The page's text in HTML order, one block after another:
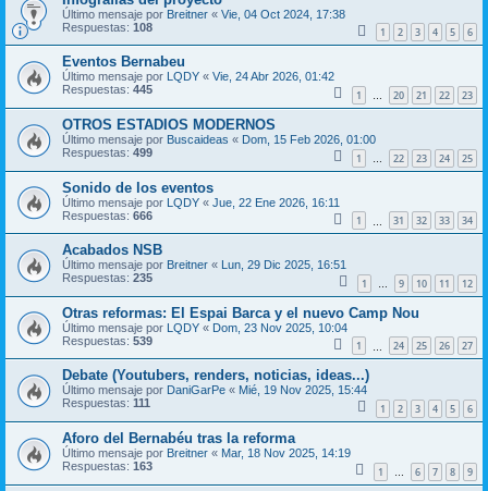
Último mensaje por Breitner « Vie, 04 Oct 2024, 17:38
Respuestas: 108 1 2 3 4 5 6
Eventos Bernabeu
Último mensaje por LQDY « Vie, 24 Abr 2026, 01:42
Respuestas: 445 1 … 20 21 22 23
OTROS ESTADIOS MODERNOS
Último mensaje por Buscaideas « Dom, 15 Feb 2026, 01:00
Respuestas: 499 1 … 22 23 24 25
Sonido de los eventos
Último mensaje por LQDY « Jue, 22 Ene 2026, 16:11
Respuestas: 666 1 31 32 33 34
Acabados NSB
Último mensaje por Breitner «
Lun, 29 Dic 2025, 16:51
Respuestas: 235 1 … 9 10 11 12
Otras reformas: El Espai Barca y el nuevo Camp Nou
Último mensaje por LQDY « Dom, 23 Nov 2025, 10:04
Respuestas: 539 1 24 25 26 27
Debate (Youtubers, renders, noticias, ideas...)
Último mensaje por DaniGarPe « Mié, 19 Nov 2025, 15:44
Respuestas: 111 1 2 3 4 5 6
Aforo del Bernabéu tras la reforma
Último mensaje por Breitner « Mar, 18 Nov 2025, 14:19
Respuestas: 163 1 … 6 7 8 9